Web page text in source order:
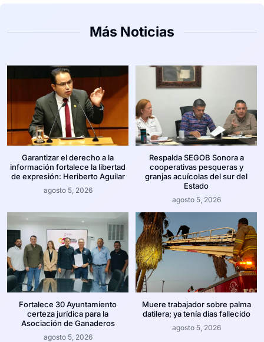
Más Noticias
Garantizar el derecho a la
información fortalece la libertad
de expresión: Heriberto Aguilar
agosto 5, 2026
Respalda SEGOB Sonora a
cooperativas pesqueras y
granjas acuícolas del sur del
Estado
agosto 5, 2026
Fortalece 30 Ayuntamiento
certeza jurídica para la
Asociación de Ganaderos
agosto 5, 2026
Muere trabajador sobre palma
datilera; ya tenía días fallecido
agosto 5, 2026